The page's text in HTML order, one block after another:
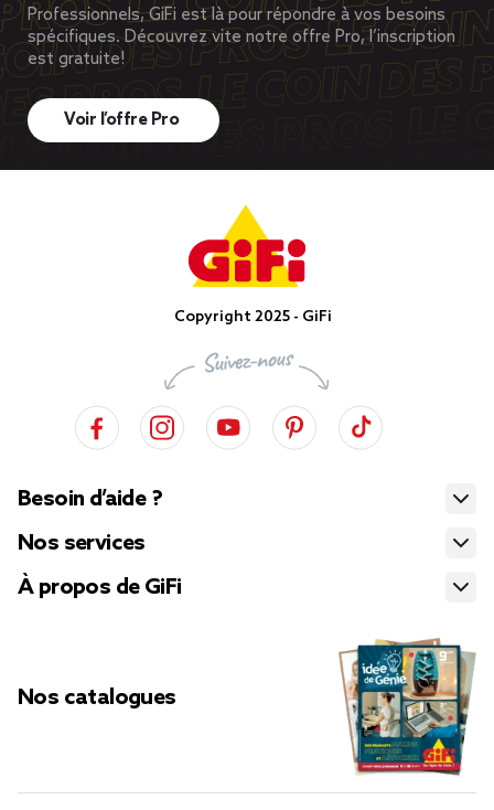
Professionnels, GiFi est là pour répondre à vos besoins
spécifiques. Découvrez vite notre offre Pro, l’inscription
est gratuite!
Voir l’offre Pro
Copyright 2025 - GiFi
Besoin d’aide ?
Nos services
À propos de GiFi
Nos catalogues